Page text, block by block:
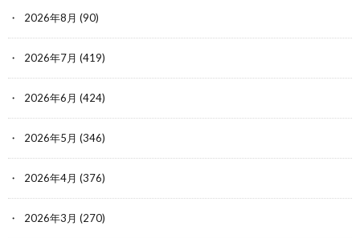
2026年8月 (90)
2026年7月 (419)
2026年6月 (424)
2026年5月 (346)
2026年4月 (376)
2026年3月 (270)